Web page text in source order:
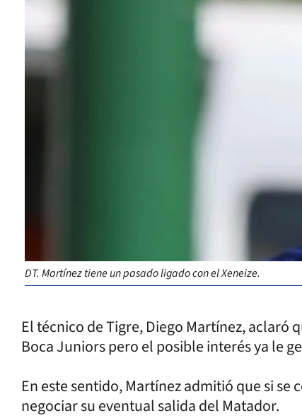
DT. Martínez tiene un pasado ligado con el Xeneize.
El técnico de Tigre, Diego Martínez,
Boca Juniors pero el posible interés ya le
En este sentido, Martínez admitió que si
negociar su eventual salida del Matador.